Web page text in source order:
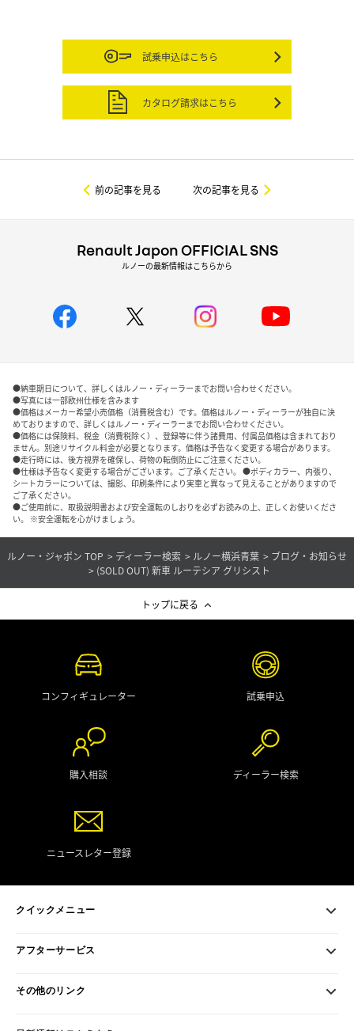
試乗申込はこちら
カタログ請求はこちら
前の記事を見る 次の記事を見る
Renault Japon OFFICIAL SNS
ルノーの最新情報はこちらから
●納車期日について、詳しくはルノー・ディーラーまでお問い合わせください。
●写真には一部欧州仕様を含みます
●価格はメーカー希望小売価格（消費税含む）です。価格はルノー・ディーラーが独自に決
めておりますので、詳しくはルノー・ディーラーまでお問い合わせください。
●価格には保険料、税金（消費税除く）、登録等に伴う諸費用、付属品価格は含まれており
ません。別途リサイクル料金が必要となります。価格は予告なく変更する場合があります。
●走行時には、後方視界を確保し、荷物の転倒防止にご注意ください。
●仕様は予告なく変更する場合がございます。ご了承ください。 ●ボディカラー、内張り、
シートカラーについては、撮影、印刷条件により実車と異なって見えることがありますので
ご了承ください。
●ご使用前に、取扱説明書および安全運転のしおりを必ずお読みの上、正しくお使いくださ
い。 ※安全運転を心がけましょう。
ルノー・ジャポン TOP ディーラー検索 ルノー横浜青葉
ブログ・お知らせ
(SOLD OUT) 新車 ルーテシア グリシスト
トップに戻る
コンフィギュレーター 試乗申込
購入相談 ディーラー検索
ニュースレター登録
クイックメニュー
アフターサービス
その他のリンク